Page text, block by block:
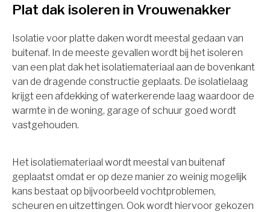
Plat dak isoleren in Vrouwenakker
Isolatie voor platte daken wordt meestal gedaan van
buitenaf. In de meeste gevallen wordt bij het isoleren
van een plat dak het isolatiemateriaal aan de bovenkant
van de dragende constructie geplaats. De isolatielaag
krijgt een afdekking of waterkerende laag waardoor de
warmte in de woning, garage of schuur goed wordt
vastgehouden.
Het isolatiemateriaal wordt meestal van buitenaf
geplaatst omdat er op deze manier zo weinig mogelijk
kans bestaat op bijvoorbeeld vochtproblemen,
scheuren en uitzettingen. Ook wordt hiervoor gekozen